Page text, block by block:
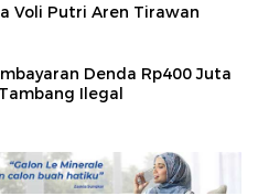
Voli Putri Aren Tirawan
Denda Rp400 Juta
Ilegal